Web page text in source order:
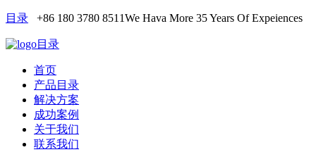
目录 +86 180 3780 8511We Hava More 35 Years Of Expeiences
目录
首页
产品目录
解决方案
成功案例
关于我们
联系我们